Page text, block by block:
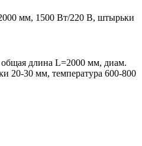
длина L=2000 мм, диам.
20-30 мм, температура 600-800